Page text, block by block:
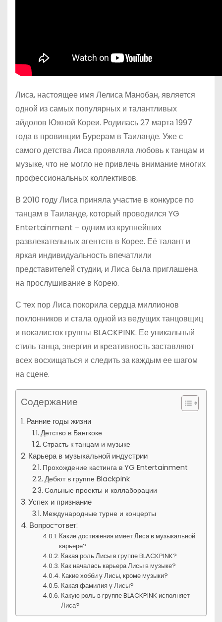
Лиса, настоящее имя Лелиса Манобан, является
одной из самых популярных и талантливых
айдолов Южной Кореи. Родилась 27 марта 1997
года в провинции Бурерам в Таиланде. Уже с
самого детства Лиса проявляла любовь к танцам и
музыке, что не могло не привлечь внимание многих
профессиональных коллективов.
В 2010 году Лиса приняла участие в конкурсе по
танцам в Таиланде, который проводился YG
Entertainment – одним из крупнейших
развлекательных агентств в Корее. Её талант и
яркая индивидуальность впечатлили
представителей студии, и Лиса была приглашена
на прослушивание в Корею.
С тех пор Лиса покорила сердца миллионов
поклонников и стала одной из ведущих танцовщиц
и вокалисток группы BLACKPINK. Ее уникальный
стиль танца, энергия и креативность заставляют
всех восхищаться и следить за каждым ее шагом
на сцене.
Содержание
Ранние годы жизни
Детство в Бангкоке
Страсть к танцам и музыке
Карьера в музыкальной индустрии
Прохождение кастинга в YG Entertainment
Дебют в группе Blackpink
Сольные проекты и коллаборации
Успех и признание
Международные турне и концерты
Вопрос-ответ:
Какие достижения имеет Лиса в музыкальной
карьере?
Какая роль Лисы в группе BLACKPINK?
Как началась карьера Лисы в музыке?
Какие хобби у Лисы, кроме музыки?
Какая фамилия у Лисы?
Какую роль в группе BLACKPINK исполняет
Лиса?